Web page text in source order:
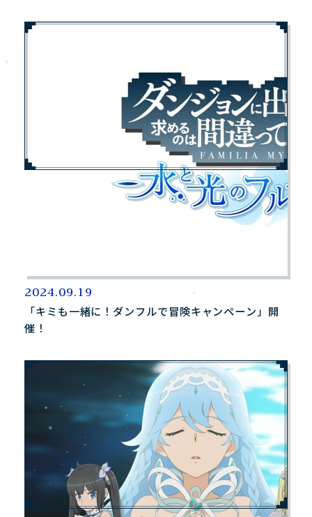
2024.09.19
「キミも一緒に！ダンフルで冒険キャンペーン」開
催！